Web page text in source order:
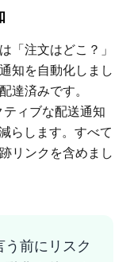
「注文はどこ？」
知を自動化しまし
達済みです。
ィブな配送通知
らします。すべて
リンクを含めまし
前にリスク